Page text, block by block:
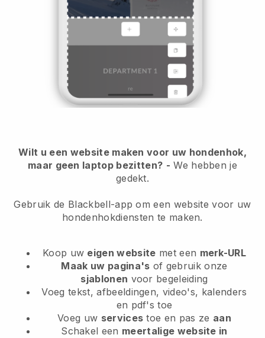
Wilt u een website maken voor uw hondenhok,
maar geen laptop bezitten? - We hebben je
gedekt.
Gebruik de Blackbell-app om een website voor uw
hondenhokdiensten te maken.
Koop uw eigen website met een merk-URL
Maak uw pagina's of gebruik onze
sjablonen voor begeleiding
Voeg tekst, afbeeldingen, video's, kalenders
en pdf's toe
Voeg uw services toe en pas ze aan
Schakel een meertalige website in